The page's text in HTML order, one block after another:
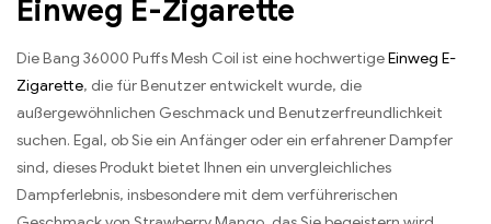
Einweg E-Zigarette
Die Bang 36000 Puffs Mesh Coil ist eine hochwertigeEinweg E-
Zigarette, die für Benutzer entwickelt wurde, die
außergewöhnlichen Geschmack und Benutzerfreundlichkeit
suchen. Egal, ob Sie ein Anfänger oder ein erfahrener Dampfer
sind, dieses Produkt bietet Ihnen ein unvergleichliches
Dampferlebnis, insbesondere mit dem verführerischen